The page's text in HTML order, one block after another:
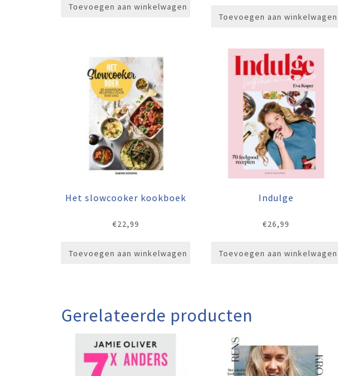
Toevoegen aan winkelwagen
€179,00.€159,00.
Toevoegen aan winkelwagen
Het slowcooker kookboek
€22,99
Toevoegen aan winkelwagen
Indulge
€26,99
Toevoegen aan winkelwagen
Gerelateerde producten